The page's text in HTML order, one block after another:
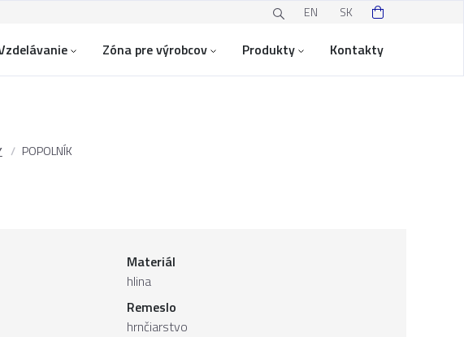
EN SK
Zóna pre výrobcov Produkty Kontakty
POPOLNÍK
Materiál
hlina
Remeslo
hrnčiarstvo